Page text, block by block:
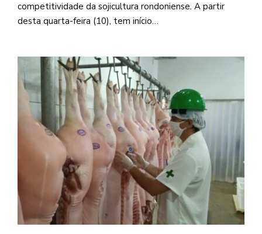
competitividade da sojicultura rondoniense. A partir
desta quarta-feira (10), tem início…